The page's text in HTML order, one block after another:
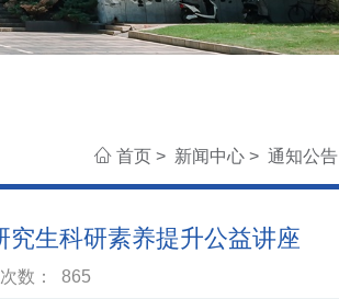
首页 > 新闻中心 > 通知公告
生科研素养提升公益讲座
数： 865